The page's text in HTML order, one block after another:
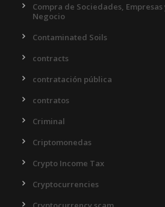
Compra de Sociedades,
Negocio
Contaminated Soils
contracts
contratación pública
contratos
Criminal
Criptomonedas
Crypto Income Tax
Cryptocurrencies